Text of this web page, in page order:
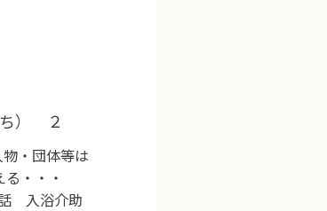
） ２
・団体等は
える・・・
入浴介助